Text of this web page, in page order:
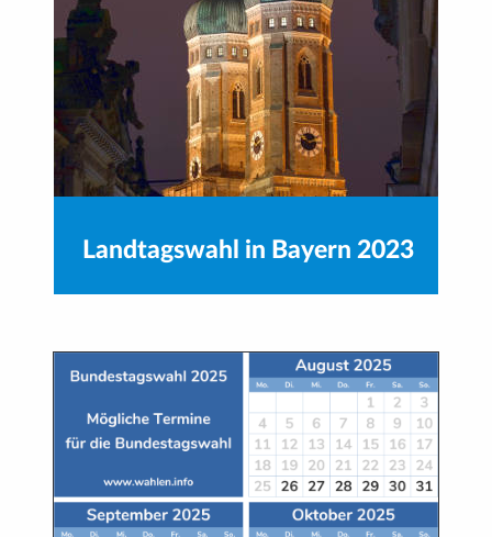
Landtagswahl in Bayern 2023